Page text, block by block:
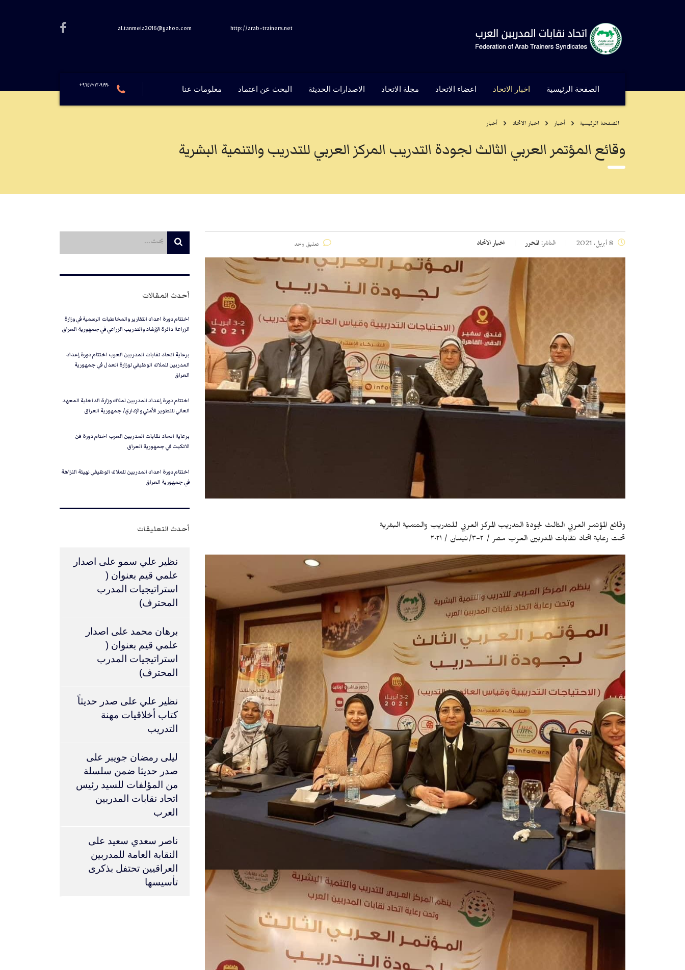
al.tanmeia2016@yahoo.com http://arab-trainers.net
الصفحة الرئيسية اخبار الاتحاد اعضاء الاتحاد مجلة الاتحاد الاصدارات الحديثة البحث عن اعتماد معلومات عنا ٩٦٤٧٧١٢٠٩١٩٩٠+
الصفحة الرئيسية أخبار اخبار الاتحاد أخبار
وقائع المؤتمر العربي الثالث لجودة التدريب المركز العربي للتدريب والتنمية البشرية
الناشر: المحرر اخبار الاتحاد تعليق واحد
وقائع المؤتمر العربي الثالث لجودة التدريب المركز العربي للتدريب والتنمية البشرية
تحت رعاية اتحاد نقابات المدربين العرب مصر / ٢-٣/نيسان / ٢٠٢١
أحدث المقالات
اختتام دورة اعداد التقارير والمخاطبات الرسمية في وزارة
الزراعة دائرة الإرشاد والتدريب الزراعي في جمهورية العراق
برعاية اتحاد نقابات المدربين العرب اختتام دورة إعداد
المدربين للملاك الوظيفي لوزارة العدل في جمهورية
العراق
اختتام دورة إعداد المدربين لملاك وزارة الداخلية المعهد
العالي للتطوير الأمني والإداري/ جمهورية العراق
برعاية اتحاد نقابات المدربين العرب اختام دورة فن
الاتكيت في جمهورية العراق
اختتام دورة اعداد المدربين للملاك الوظيفي لهيئة النزاهة
في جمهورية العراق
أحدث التعليقات
نظير علي سمو على اصدار
علمي قيم بعنوان (
استراتيجيات المدرب
المحترف)
برهان محمد على اصدار
علمي قيم بعنوان (
استراتيجيات المدرب
المحترف)
نظير علي على صدر حديثاً
كتاب أخلاقيات مهنة
التدريب
ليلى رمضان جويبر على
صدر حديثا ضمن سلسلة
من المؤلفات للسيد رئيس
اتحاد نقابات المدربين
العرب
ناصر سعدي سعيد على
النقابة العامة للمدربين
العراقيين تحتفل بذكرى
تأسيسها